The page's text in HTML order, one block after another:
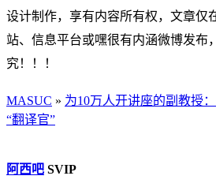
设计制作，享有内容所有权，文章仅
站、信息平台或嘿很有内涵微博发布
究！！！
MASUC » 为10万人开讲座的副教授
“翻译官”
阿西吧 SVIP